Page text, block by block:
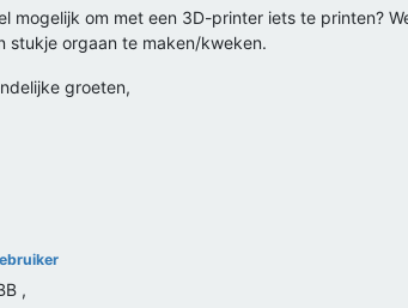
mogelijk om met een 3D-printer iets te printen?
stukje orgaan te maken/kweken.
groeten,
,